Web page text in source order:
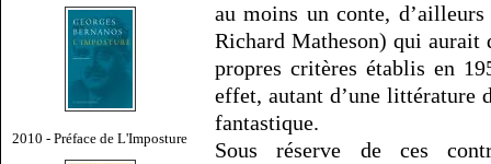
2010 - Préface de L'Imposture
au moins un conte,
Richard Matheson) qui aurait
propres critères établis en
effet, autant d’une littérature
fantastique.
Sous réserve de ces